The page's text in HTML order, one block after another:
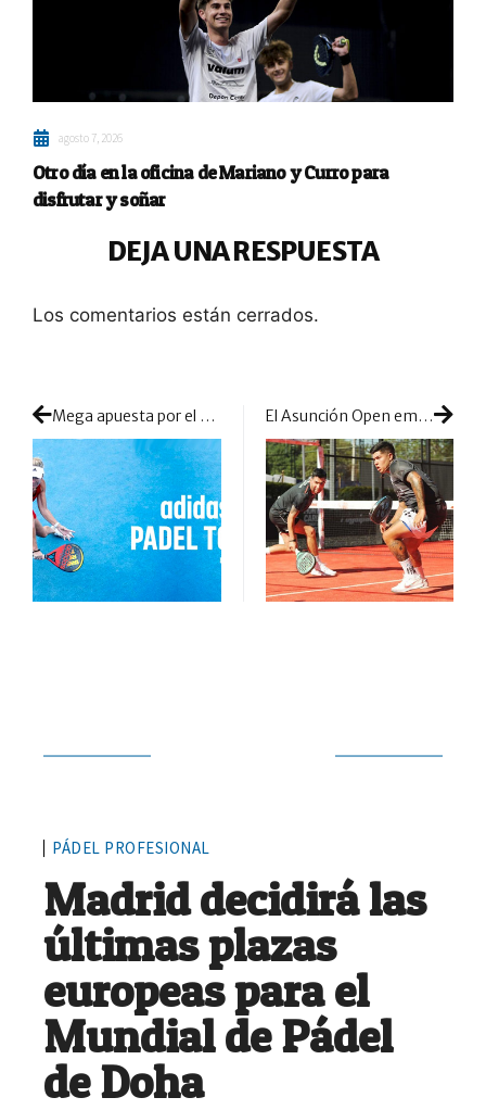
agosto 7, 2026
Otro día en la oficina de Mariano y Curro para
disfrutar y soñar
DEJA UNA RESPUESTA
Los comentarios están cerrados.
Mega apuesta por el pádel amateur: aparece en escena el adidas PADEL TOUR by Sofinco con pruebas en toda España y Portugal El Asunción Open empieza a destapar la caja de las sorpresas
PÁDEL PROFESIONAL
Madrid decidirá las
últimas plazas
europeas para el
Mundial de Pádel
de Doha